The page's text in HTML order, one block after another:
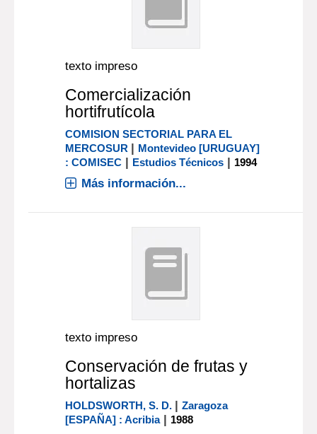
texto impreso
Comercialización
hortifrutícola
COMISION SECTORIAL PARA EL
MERCOSUR | Montevideo [URUGUAY]
: COMISEC | Estudios Técnicos | 1994
Más información...
texto impreso
Conservación de frutas y
hortalizas
HOLDSWORTH, S. D. |Zaragoza
[ESPAÑA] : Acribia| 1988